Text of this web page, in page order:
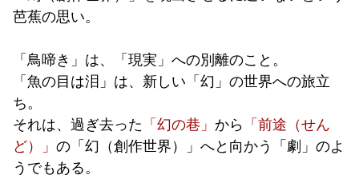
芭蕉の思い。
「鳥啼き」は、「現実」への別離のこと。
「魚の目は泪」は、新しい「幻」の世界への旅立
ち。
それは、過ぎ去った 「幻の巷」 から 「 前途（せん
ど）」 の「幻（創作世界）」へと向かう「劇」のよ
うでもある。